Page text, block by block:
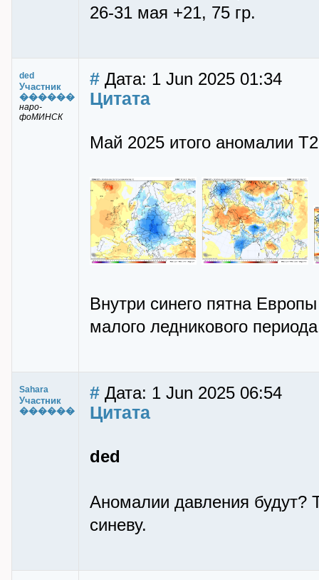
26-31 мая +21, 75 гр.
ded
Участник
������
наро-
фоМИНСК
# Дата: 1 Jun 2025 01:34
Цитата
Май 2025 итого аномалии
Внутри синего пятна
малого ледникового
Sahara
Участник
������
# Дата: 1 Jun 2025 06:54
Цитата
ded
Аномалии давления будут?
синеву.